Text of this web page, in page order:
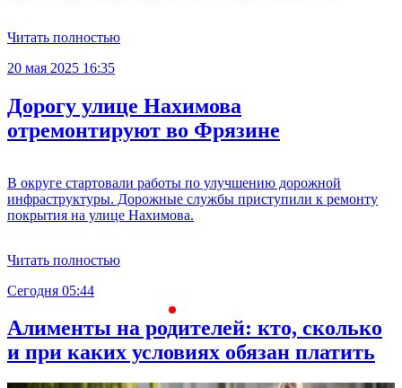
Читать полностью
20 мая 2025 16:35
Дорогу улице Нахимова
отремонтируют во Фрязине
В округе стартовали работы по улучшению дорожной
инфраструктуры. Дорожные службы приступили к ремонту
покрытия на улице Нахимова.
Читать полностью
Сегодня 05:44
Алименты на родителей: кто, сколько
и при каких условиях обязан платить